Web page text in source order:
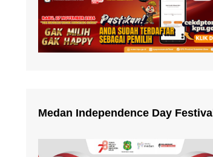
Medan Independence Day Festival